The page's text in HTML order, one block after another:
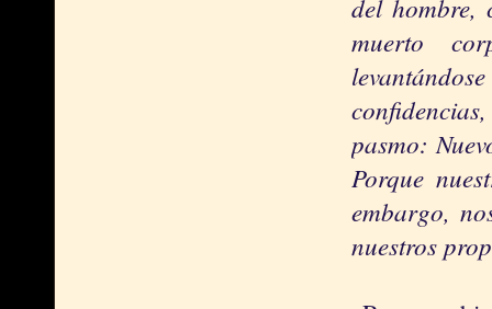
del hombre,
muerto
pasmo:
Porque
embargo,
nuestros